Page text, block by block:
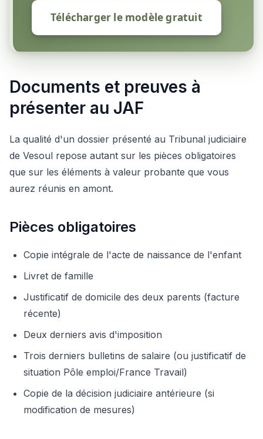
Télécharger le modèle gratuit
Documents et preuves à
présenter au JAF
La qualité d'un dossier présenté au Tribunal judiciaire
de Vesoul repose autant sur les pièces obligatoires
que sur les éléments à valeur probante que vous
aurez réunis en amont.
Pièces obligatoires
Copie intégrale de l'acte de naissance de l'enfant
Livret de famille
Justificatif de domicile des deux parents (facture
récente)
Deux derniers avis d'imposition
Trois derniers bulletins de salaire (ou justificatif de
situation Pôle emploi/France Travail)
Copie de la décision judiciaire antérieure (si
modification de mesures)